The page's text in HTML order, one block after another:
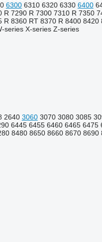
6300 6310 6320 6330 6400
R 7290 R 7300 7310 R 7350
R 8360 RT 8370 R 8400 8420
series X-series Z-series
2640 3060 3070 3080 3085
6445 6455 6460 6465 6475
8480 8650 8660 8670 8690